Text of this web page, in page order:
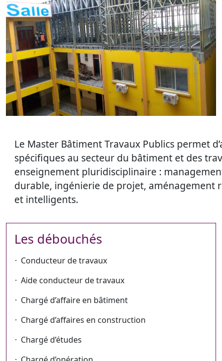
Le Master Bâtiment Travaux Publics permet
spécifiques au secteur du bâtiment et des
enseignement pluridisciplinaire :
durable, ingénierie de projet, aménagement
et intelligents.
Les débouchés
· Conducteur de travaux
· Aide conducteur de travaux
· Chargé d’affaire en bâtiment
· Chargé d’affaires en construction
· Chargé d’études